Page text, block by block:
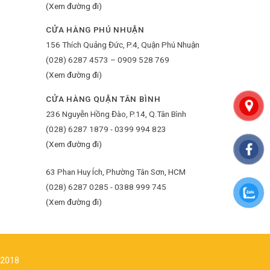
(Xem đường đi)
CỬA HÀNG PHÚ NHUẬN
156 Thích Quảng Đức, P.4, Quận Phú Nhuận
(028) 6287 4573 – 0909 528 769
(Xem đường đi)
CỬA HÀNG QUẬN TÂN BÌNH
236 Nguyễn Hồng Đào, P.14, Q.Tân Bình
(028) 6287 1879 - 0399 994 823
(Xem đường đi)
63 Phan Huy Ích, Phường Tân Sơn, HCM
(028) 6287 0285 - 0388 999 745
(Xem đường đi)